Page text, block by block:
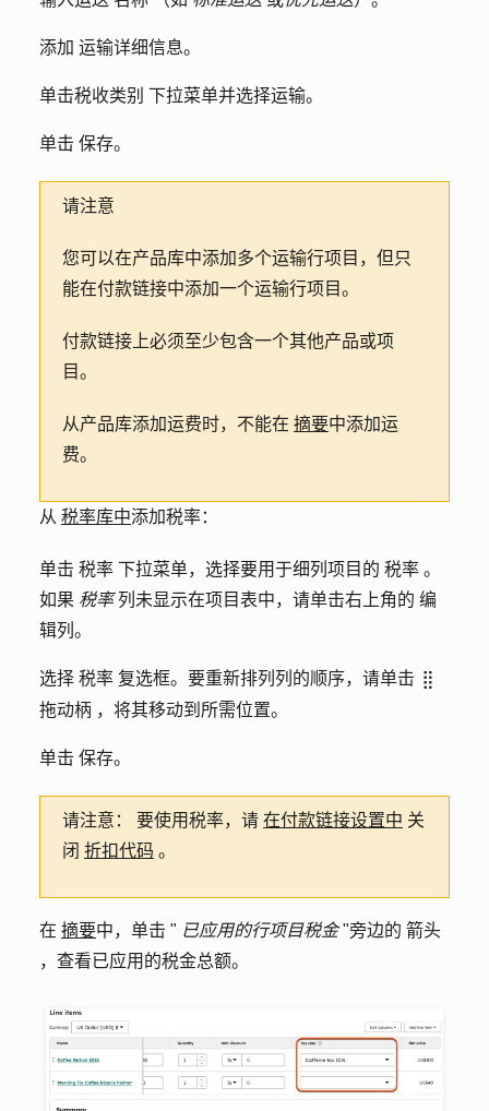
添加 运输详细信息。
单击税收类别 下拉菜单并选择运输。
单击 保存。
请注意
您可以在产品库中添加多个运输行项目，但只
能在付款链接中添加一个运输行项目。
付款链接上必须至少包含一个其他产品或项
目。
从产品库添加运费时，不能在 摘要中添加运
费。
从 税率库中添加税率：
单击 税率 下拉菜单，选择要用于细列项目的 税率 。
如果 税率列未显示在项目表中，请单击右上角的 编
辑列 。
选择 税率 复选框。要重新排列列的顺序，请单击 dragHandle
拖动柄 ，将其移动到所需位置。
单击 保存。
请注意： 要使用税率，请 在付款链接设置中 关
闭 折扣代码 。
在 摘要中，单击 " 已应用的行项目税金"旁边的 箭头
，查看已应用的税金总额。